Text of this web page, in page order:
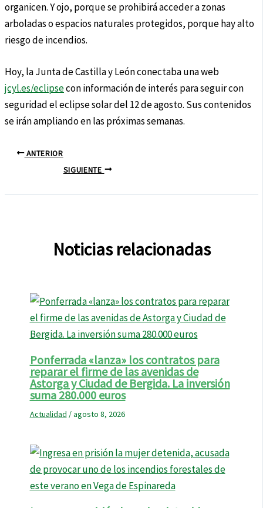
organicen. Y ojo, porque se prohibirá acceder a zonas
arboladas o espacios naturales protegidos, porque hay alto
riesgo de incendios.
Hoy, la Junta de Castilla y León conectaba una web
jcyl.es/eclipsecon información de interés para seguir con
seguridad el eclipse solar del 12 de agosto. Sus contenidos
se irán ampliando en las próximas semanas.
ANTERIOR
SIGUIENTE
Noticias relacionadas
Ponferrada «lanza» los contratos para
reparar el firme de las avenidas de
Astorga y Ciudad de Bergida. La inversión
suma 280.000 euros
Actualidad /agosto 8, 2026